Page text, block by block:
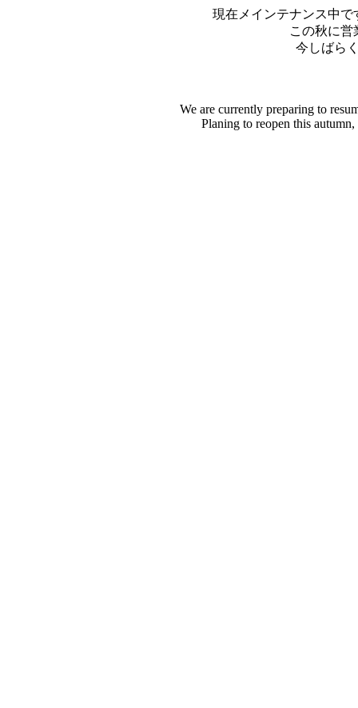
現在メインテナンス中
この秋に営
今しばら
We are currently preparing to
Planing to reopen this